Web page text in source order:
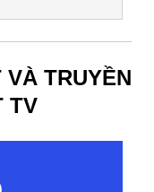
TRUYỀN
TV